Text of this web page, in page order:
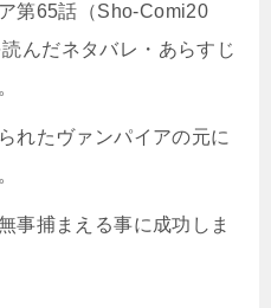
第65話（Sho-Comi20
んだネタバレ・あらすじ
れたヴァンパイアの元に
事捕まえる事に成功しま